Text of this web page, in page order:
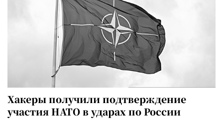
Хакеры получили подтверждение
участия НАТО в ударах по России